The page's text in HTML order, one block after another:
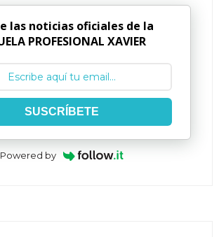
las noticias oficiales de la
PROFESIONAL XAVIER
SUSCRÍBETE
Powered by